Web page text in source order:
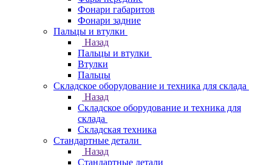
Фонари габаритов
Фонари задние
Пальцы и втулки
Назад
Пальцы и втулки
Втулки
Пальцы
Складское оборудование и техника для склада
Назад
Складское оборудование и техника для
склада
Складская техника
Стандартные детали
Назад
Стандартные детали